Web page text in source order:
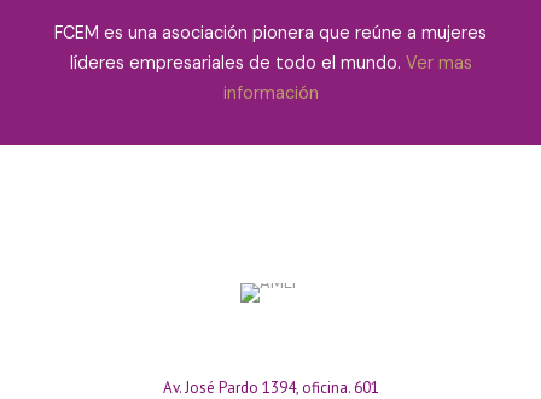
FCEM es una asociación pionera que reúne a mujeres
líderes empresariales de todo el mundo. Ver mas
información
Av. José Pardo 1394, oficina. 601